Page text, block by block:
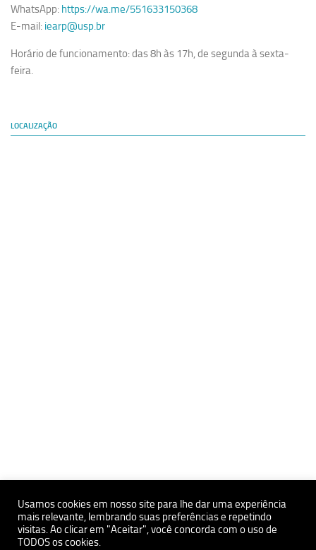
WhatsApp: https://wa.me/551633150368
E-mail: iearp@usp.br
Horário de funcionamento: das 8h às 17h, de segunda à sexta-
feira.
LOCALIZAÇÃO
Políticas de Privacidade e Proteçãoa de Dados Pessoais
Usamos cookies em nosso site para lhe dar uma experiência
mais relevante, lembrando suas preferências e repetindo
visitas. Ao clicar em "Aceitar", você concorda com o uso de
TODOS os cookies.